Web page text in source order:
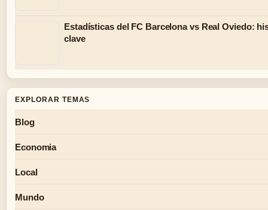
Estadísticas del FC Barcelona vs Real Oviedo:
clave
EXPLORAR TEMAS
Blog
Economia
Local
Mundo